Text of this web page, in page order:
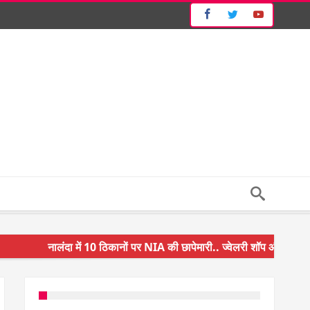
नालंदा में 10 ठिकानों पर NIA की छापेमारी.. ज्वेलरी शॉप और गन हाउस पर
अंचल पदाधिकारी (CO) बर्खास्त.. फर्जीवाड़ा कर पाई थी नौकरी.. जानिए पूरा